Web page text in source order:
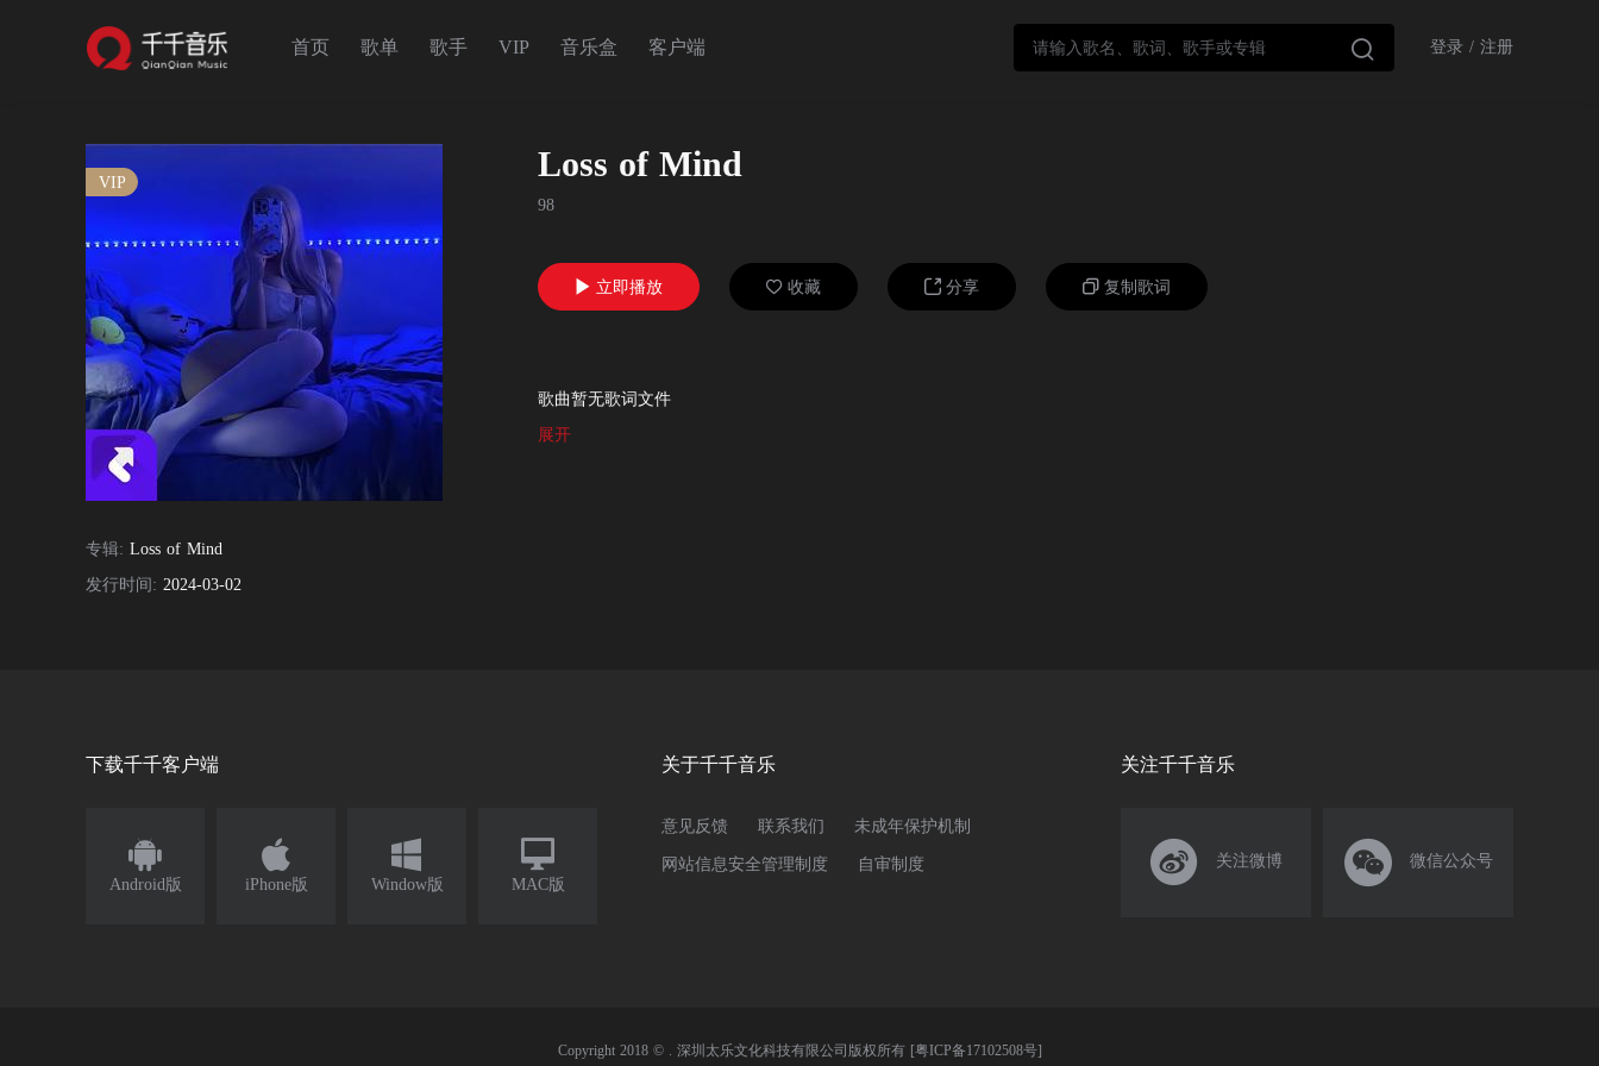
首页 歌单 歌手 VIP 音乐盒 客户端  登录 / 注册
VIP
专辑: Loss of Mind
发行时间: 2024-03-02
Loss of Mind
98
 立即播放  收藏  分享  复制歌词
歌曲暂无歌词文件
展开
下载千千客户端

Android版

iPhone版

Window版

MAC版
关于千千音乐
意见反馈 联系我们 未成年保护机制
网站信息安全管理制度 自审制度
关注千千音乐
 关注微博  微信公众号
Copyright 2018 © . 深圳太乐文化科技有限公司版权所有 [粤ICP备17102508号]